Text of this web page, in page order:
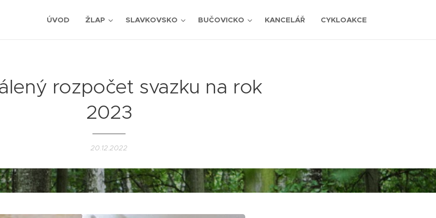
ÚVOD ŽLAP SLAVKOVSKO BUČOVICKO KANCELÁŘ CYKLOAKCE
rozpočet svazku na rok
2023
20.12.2022